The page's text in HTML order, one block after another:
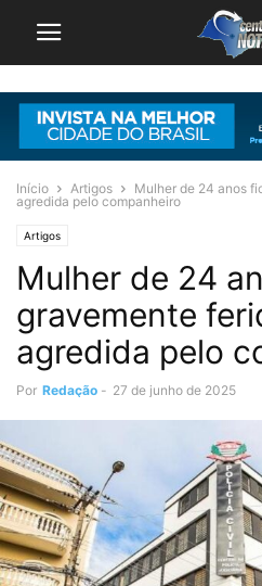
Início Artigos
Mulher de 24 anos
agredida pelo companheiro
Artigos
Mulher de 24
gravemente
agredida pelo
Por Redação - 27 de junho de 2025